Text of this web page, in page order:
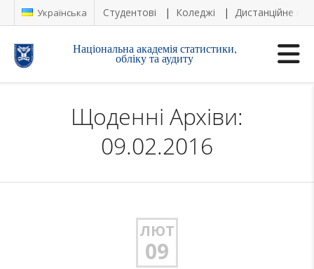
Українська Студентові Коледжі Дистанційне
Національна академія статистики,
обліку та аудиту
Щоденні Архіви:
09.02.2016
ЛЮТ
09